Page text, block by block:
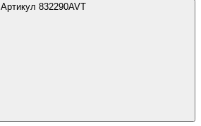
Артикул 832290AVT